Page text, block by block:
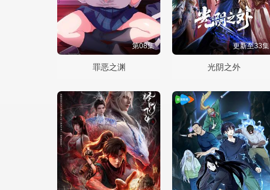
第08集
罪恶之渊
更新至33集
光阴之外